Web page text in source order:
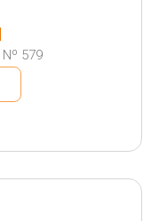
579